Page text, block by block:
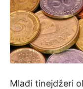
Mlađi tinejdžeri